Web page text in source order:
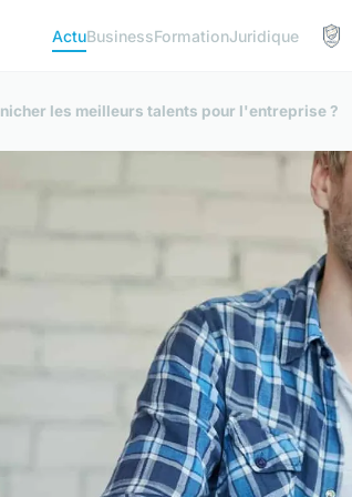
ActuBusinessFormationJuridique
les meilleurs talents pour l'entreprise ?